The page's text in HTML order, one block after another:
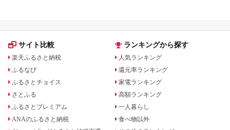
サイト比較
楽天ふるさと納税
ふるなび
ふるさとチョイス
さとふる
ふるさとプレミアム
ANAのふるさと納税
ランキングから探す
人気ランキング
還元率ランキング
家電ランキング
高額ランキング
一人暮らし
食べ物以外